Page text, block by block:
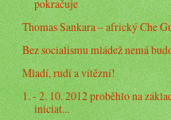
pokračuje
Thomas Sankara – africký Che
Bez socialismu mládež nemá
Mladí, rudí a vítězní!
1. - 2. 10. 2012 proběhlo na
iniciat...